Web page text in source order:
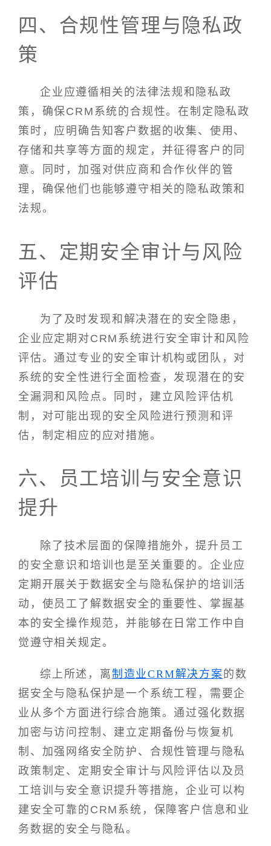
四、合规性管理与隐私政
策
企业应遵循相关的法律法规和隐私政
策，确保CRM系统的合规性。在制定隐私政
策时，应明确告知客户数据的收集、使用、
存储和共享等方面的规定，并征得客户的同
意。同时，加强对供应商和合作伙伴的管
理，确保他们也能够遵守相关的隐私政策和
法规。
五、定期安全审计与风险
评估
为了及时发现和解决潜在的安全隐患，
企业应定期对CRM系统进行安全审计和风险
评估。通过专业的安全审计机构或团队，对
系统的安全性进行全面检查，发现潜在的安
全漏洞和风险点。同时，建立风险评估机
制，对可能出现的安全风险进行预测和评
估，制定相应的应对措施。
六、员工培训与安全意识
提升
除了技术层面的保障措施外，提升员工
的安全意识和培训也是至关重要的。企业应
定期开展关于数据安全与隐私保护的培训活
动，使员工了解数据安全的重要性、掌握基
本的安全操作规范，并能够在日常工作中自
觉遵守相关规定。
综上所述，离制造业CRM解决方案 的数
据安全与隐私保护是一个系统工程，需要企
业从多个方面进行综合施策。通过强化数据
加密与访问控制、建立定期备份与恢复机
制、加强网络安全防护、合规性管理与隐私
政策制定、定期安全审计与风险评估以及员
工培训与安全意识提升等措施，企业可以构
建安全可靠的CRM系统，保障客户信息和业
务数据的安全与隐私。